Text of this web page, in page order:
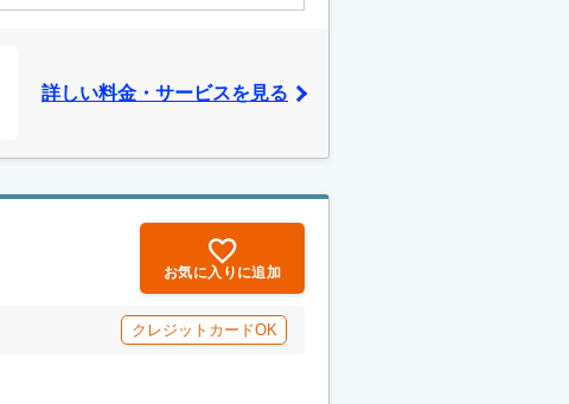
詳しい料金・サービスを見る
お気に入りに追加
クレジットカードOK